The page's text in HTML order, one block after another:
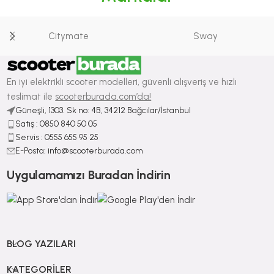
Citymate Sway
En iyi elektrikli scooter modelleri, güvenli alışveriş ve hızlı
teslimat ile scooterburada.com’da!
Güneşli, 1303. Sk no: 4B, 34212 Bağcılar/İstanbul
Satış : ⁠0850 840 50 05
Servis : 0555 655 95 25
E-Posta: info@scooterburada.com
Uygulamamızı Buradan İndirin
BLOG YAZILARI
KATEGORILER